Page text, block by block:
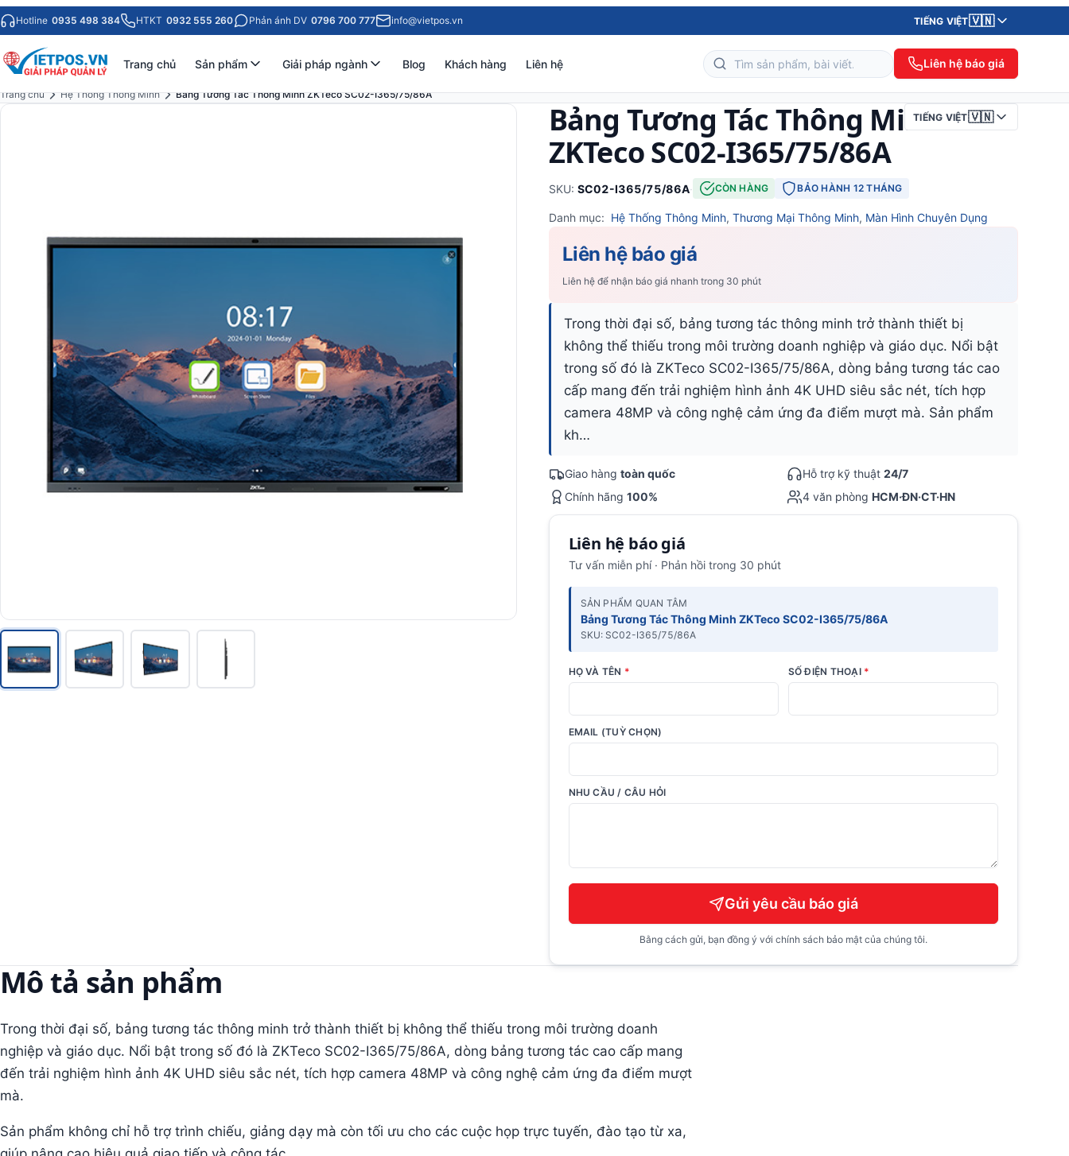
Hotline 0935 498 384 HTKT 0932 555 260 Phản ánh DV 0796 700 777 info@vietpos.vn TIẾNG VIỆT 🇻🇳
Trang chủ Sản phẩm Giải pháp ngành Blog Khách hàng Liên hệ Liên hệ báo giá
Trang chủ Hệ Thống Thông Minh
Bảng Tương Tác Thông Minh ZKTeco SC02-I365/75/86A
TIẾNG VIỆT🇻🇳
Bảng Tương Tác Thông Minh
ZKTeco SC02-I365/75/86A
SKU: SC02-I365/75/86A· CÒN HÀNG BẢO HÀNH 12 THÁNG
Danh mục: Hệ Thống Thông Minh, Thương Mại Thông Minh, Màn Hình Chuyên Dụng
Liên hệ báo giá
Liên hệ để nhận báo giá nhanh trong 30 phút
Trong thời đại số, bảng tương tác thông minh trở thành thiết bị
không thể thiếu trong môi trường doanh nghiệp và giáo dục. Nổi bật
trong số đó là ZKTeco SC02-I365/75/86A, dòng bảng tương tác cao
cấp mang đến trải nghiệm hình ảnh 4K UHD siêu sắc nét, tích hợp
camera 48MP và công nghệ cảm ứng đa điểm mượt mà. Sản phẩm
kh…
Giao hàng toàn quốc Hỗ trợ kỹ thuật 24/7
Chính hãng 100% 4 văn phòng HCM·ĐN·CT·HN
Liên hệ báo giá
Tư vấn miễn phí · Phản hồi trong 30 phút
SẢN PHẨM QUAN TÂM
Bảng Tương Tác Thông Minh ZKTeco SC02-I365/75/86A
SKU: SC02-I365/75/86A
HỌ VÀ TÊN * SỐ ĐIỆN THOẠI *
EMAIL (TUỲ CHỌN)
NHU CẦU / CÂU HỎI
Gửi yêu cầu báo giá
Bằng cách gửi, bạn đồng ý với chính sách bảo mật của chúng tôi.
Mô tả sản phẩm
Trong thời đại số, bảng tương tác thông minh trở thành thiết bị không thể thiếu trong môi trường doanh
nghiệp và giáo dục. Nổi bật trong số đó là ZKTeco SC02-I365/75/86A, dòng bảng tương tác cao cấp mang
đến trải nghiệm hình ảnh 4K UHD siêu sắc nét, tích hợp camera 48MP và công nghệ cảm ứng đa điểm mượt
mà.
Sản phẩm không chỉ hỗ trợ trình chiếu, giảng dạy mà còn tối ưu cho các cuộc họp trực tuyến, đào tạo từ xa,